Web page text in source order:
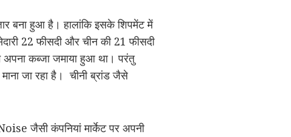
बना हुआ है। हालांकि इसके शिपमेंट में
22 फीसदी और चीन की 21 फीसदी
अपना कब्जा जमाया हुआ था। परंतु
जा रहा है। चीनी ब्रांड जैसे
जैसी कंपनियां मार्केट पर अपनी